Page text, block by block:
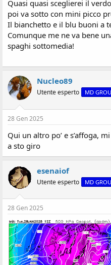
image share
Quasi quasi sceglierei il
poi va sotto con mini picco
Il bianchetto e il blu buoni a
Comunque me ne va bene
spaghi sottomedia!
Nucleo89
Utente esperto MD
28 Gen 2025
Qui un altro po’ e s’affoga,
a sto giro
esenaiof
Utente esperto MD
28 Gen 2025